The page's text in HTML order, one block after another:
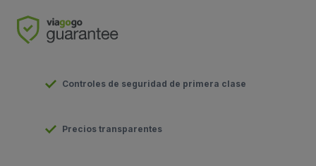
Controles de seguridad de primera clase
Precios transparentes